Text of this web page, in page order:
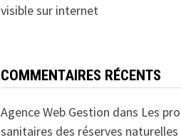
visible sur internet
COMMENTAIRES RÉCENTS
Agence Web Gestion dans Les
sanitaires des réserves naturelles